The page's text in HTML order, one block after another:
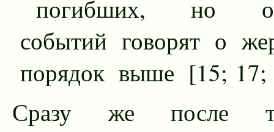
погибших, но
событий говорят о
порядок выше [15; 17;
Сразу же после